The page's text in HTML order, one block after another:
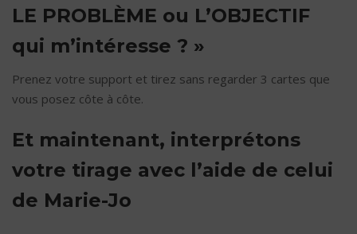
LE PROBLÈME ou L’OBJECTIF
qui m’intéresse ? »
Prenez votre support et tirez sans regarder 3 cartes que
vous posez côte à côte.
Et maintenant, interprétons
votre tirage avec l’aide de celui
de Marie-Jo